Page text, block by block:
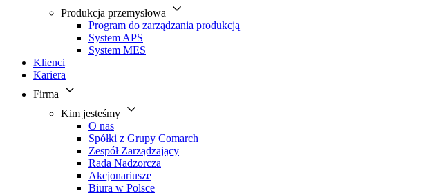
Produkcja przemysłowa
Program do zarządzania produkcją
System APS
System MES
Klienci
Kariera
Firma
Kim jesteśmy
O nas
Spółki z Grupy Comarch
Zespół Zarządzający
Rada Nadzorcza
Akcjonariusze
Biura w Polsce